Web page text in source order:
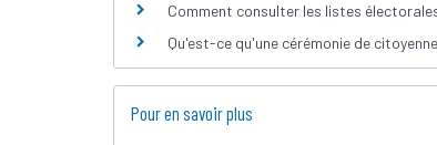
Comment consulter les listes
Qu'est-ce qu'une cérémonie de
Pour en savoir plus